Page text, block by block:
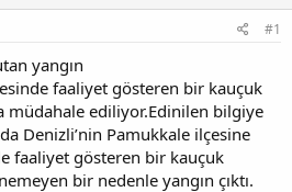
#1
yangın
faaliyet gösteren bir kauçuk
müdahale ediliyor.Edinilen bilgiye
Denizli’nin Pamukkale ilçesine
faaliyet gösteren bir kauçuk
bir nedenle yangın çıktı.